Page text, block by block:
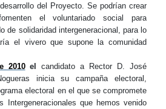
del Proyecto. Se podrían crear
el voluntariado social para
de solidaridad intergeneracional, para lo
el vivero que supone la comunidad
2010elcandidato a Rector D. José
inicia su campaña electoral,
electoral en el que se compromete
Intergeneracionales que hemos venido